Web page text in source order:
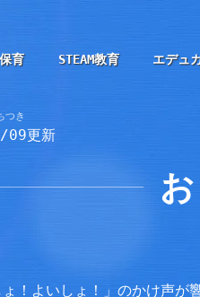
育 STEAM教育 エデュ
つき
更新
！よいしょ！」のかけ声が